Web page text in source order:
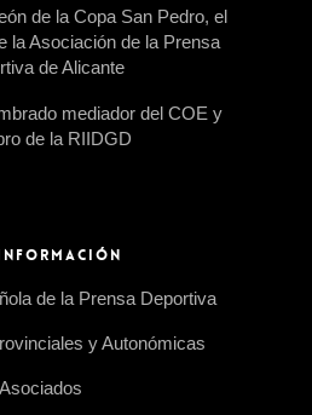
de la Copa San Pedro, el
la Asociación de la Prensa
de Alicante
mediador del COE y
de la RIIDGD
de la Prensa Deportiva
y Autonómicas
Asociados